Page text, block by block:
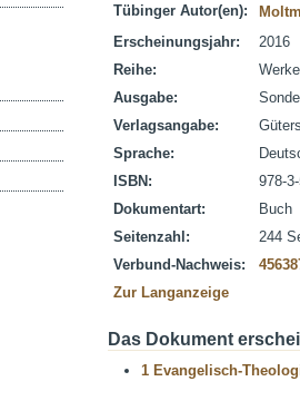
Tübinger Autor(en):
Erscheinungsjahr:
2016
Reihe:
Ausgabe:
Verlagsangabe:
Sprache:
ISBN:
978-
Dokumentart:
Buch
Seitenzahl:
244
Verbund-Nachweis:
Zur Langanzeige
Das Dokument
1 Evangelisch-